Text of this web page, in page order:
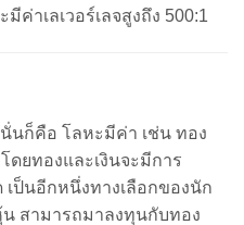
ค่าเลเวอร์เลจสูงถึง 500:1
นก็คือ โลหะมีค่า เช่น ทอง
ดยทองและเงินจะมีการ
ป็นอีกหนึ่งทางเลือกของนัก
สามารถมาลงทุนกับทอง